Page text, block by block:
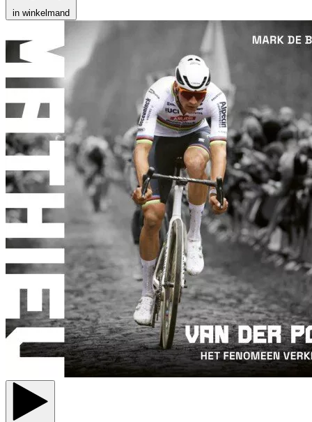
in winkelmand